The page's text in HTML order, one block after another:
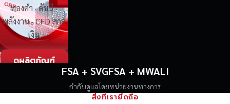
ทองคำ · ดัชนี ·
พลังงาน · CFD สกุล
เงิน
ดูผลิตภัณฑ์
FSA + SVGFSA + MWALI
กำกับดูแลโดยหน่วยงานทางการ
สิ่งที่เรายึดถือ